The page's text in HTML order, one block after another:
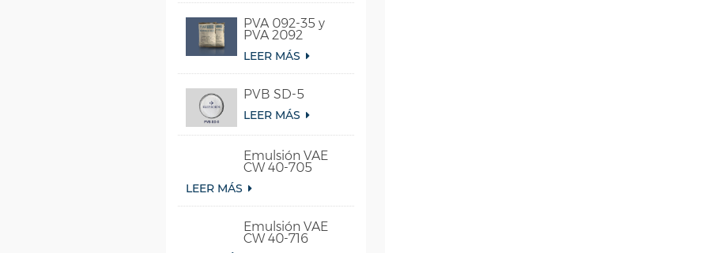
PVA 092-35 y
PVA 2092
LEER MÁS
PVB SD-5
LEER MÁS
Emulsión VAE
CW 40-705
LEER MÁS
Emulsión VAE
CW 40-716